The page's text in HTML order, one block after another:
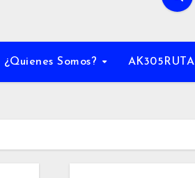
¿Quienes Somos? AK305RUTA